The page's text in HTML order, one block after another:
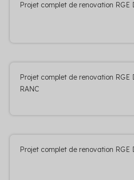
Projet complet de renovation RGE
Projet complet de renovation RGE
RANC
Projet complet de renovation RGE